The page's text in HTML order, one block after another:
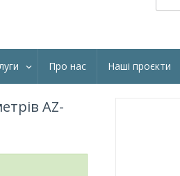
Про нас Наші проєкти
AZ-